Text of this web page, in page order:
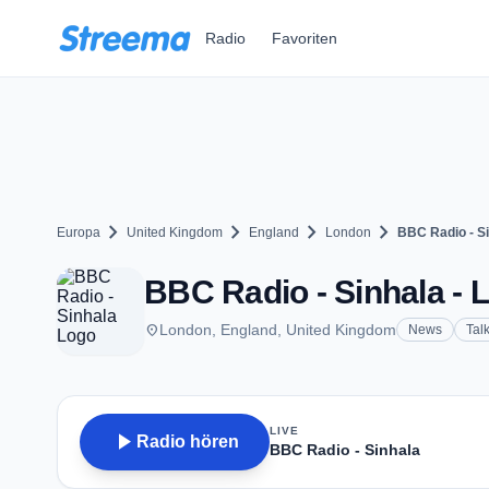
Radio Favoriten
Europa chevron_right United Kingdom chevron_right England chevron_right London chevron_right BBC Radio -
BBC Radio - Sinhala -
placeLondon, England, United Kingdom News Talk
play_arrow Radio hören
LIVE
BBC Radio - Sinhala